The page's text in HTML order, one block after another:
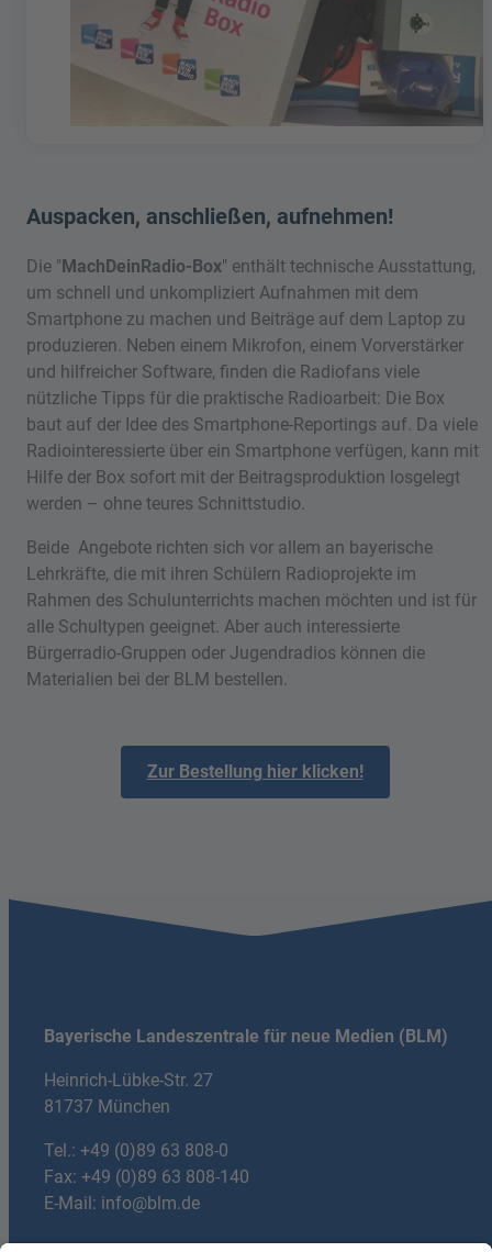
Auspacken, anschließen, aufnehmen!
Die " MachDeinRadio-Box" enthält technische Ausstattung,
um schnell und unkompliziert Aufnahmen mit dem
Smartphone zu machen und Beiträge auf dem Laptop zu
produzieren. Neben einem Mikrofon, einem Vorverstärker
und hilfreicher Software, finden die Radiofans viele
nützliche Tipps für die praktische Radioarbeit: Die Box
baut auf der Idee des Smartphone-Reportings auf. Da viele
Radiointeressierte über ein Smartphone verfügen, kann mit
Hilfe der Box sofort mit der Beitragsproduktion losgelegt
werden – ohne teures Schnittstudio.
Beide Angebote richten sich vor allem an bayerische
Lehrkräfte, die mit ihren Schülern Radioprojekte im
Rahmen des Schulunterrichts machen möchten und ist für
alle Schultypen geeignet. Aber auch interessierte
Bürgerradio-Gruppen oder Jugendradios können die
Materialien bei der BLM bestellen.
Zur Bestellung hier klicken!
Bayerische Landeszentrale für neue Medien (BLM)
Heinrich-Lübke-Str. 27
81737 München
Tel.: +49 (0)89 63 808-0
Fax: +49 (0)89 63 808-140
E-Mail: info@blm.de